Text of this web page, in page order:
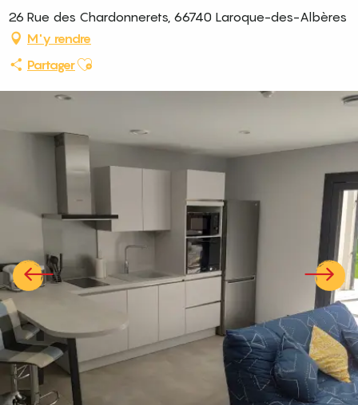
26 Rue des Chardonnerets, 66740 Laroque-des-Albères
M'y rendre
PartagerAjouter aux favoris